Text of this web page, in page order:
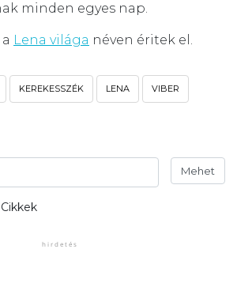
minden egyes nap.
Lena világa néven éritek el.
KEREKESSZÉK LENA VIBER
Mehet
Cikkek